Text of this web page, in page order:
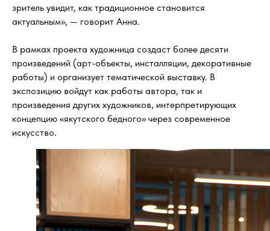
зритель увидит, как традиционное становится
актуальным», — говорит Анна.
В рамках проекта художница создаст более десяти
произведений (арт-объекты, инсталляции, декоративные
работы) и организует тематической выставку. В
экспозицию войдут как работы автора, так и
произведения других художников, интерпретирующих
концепцию «якутского бедного» через современное
искусство.